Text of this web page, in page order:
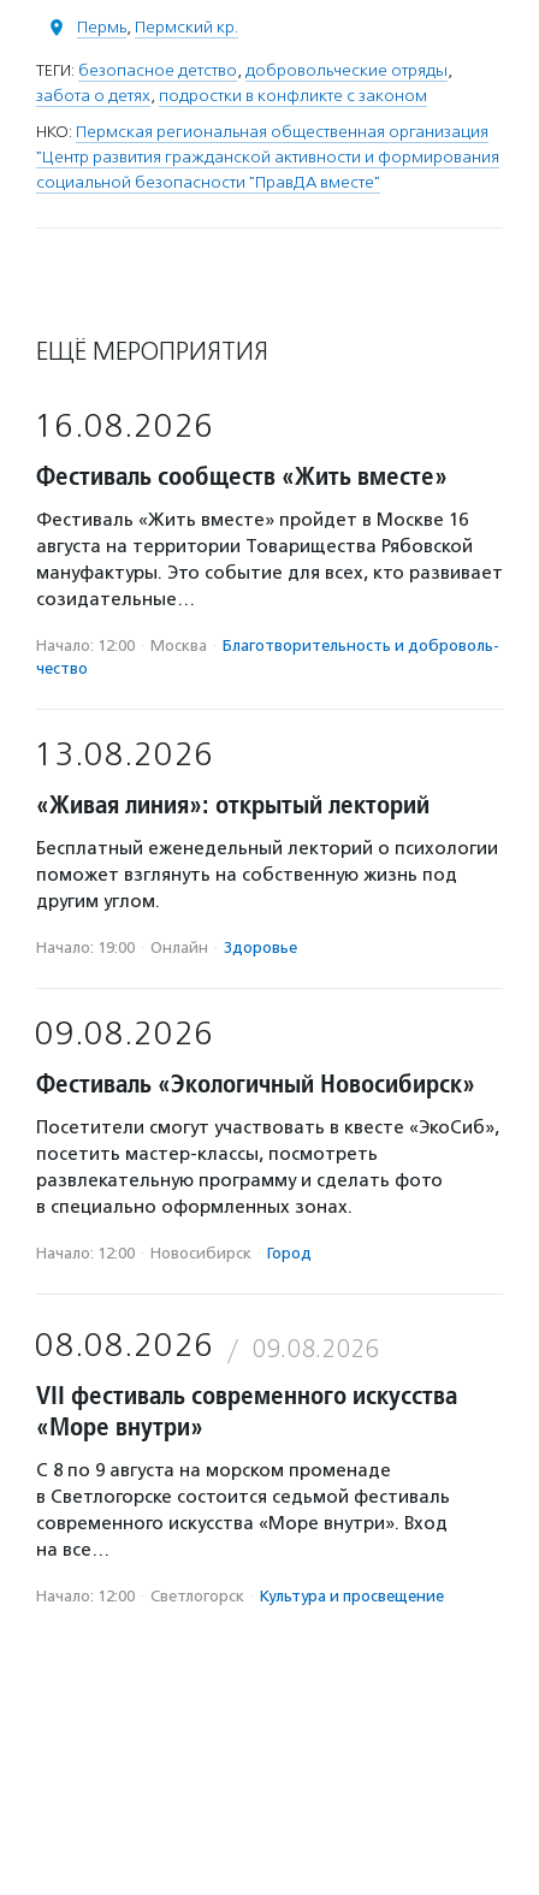
Пермь, Пермский кр.
ТЕГИ: безопасное детство, добровольческие отряды,
забота о детях, подростки в конфликте с законом
НКО: Пермская региональная общественная организация
"Центр развития гражданской активности и формирования
социальной безопасности "ПравДА вместе"
ЕЩЁ МЕРОПРИЯТИЯ
16.08.2026
Фестиваль сообществ «Жить вместе»
Фестиваль «Жить вместе» пройдет в Москве 16
августа на территории Товарищества Рябовской
мануфактуры. Это событие для всех, кто развивает
созидательные…
Начало: 12:00 · Москва · Благотвори­тель­ность и доброволь­
чест­во
13.08.2026
«Живая линия»: открытый лекторий
Бесплатный еженедельный лекторий о психологии
поможет взглянуть на собственную жизнь под
другим углом.
Начало: 19:00 · Онлайн · Здоровье
09.08.2026
Фестиваль «Экологичный Новосибирск»
Посетители смогут участвовать в квесте «ЭкоСиб»,
посетить мастер-классы, посмотреть
развлекательную программу и сделать фото
в специально оформленных зонах.
Начало: 12:00 · Новосибирск · Город
08.08.2026 09.08.2026
VII фестиваль современного искусства
«Море внутри»
С 8 по 9 августа на морском променаде
в Светлогорске состоится седьмой фестиваль
современного искусства «Море внутри». Вход
на все…
Начало: 12:00 · Светлогорск · Культура и просвещение